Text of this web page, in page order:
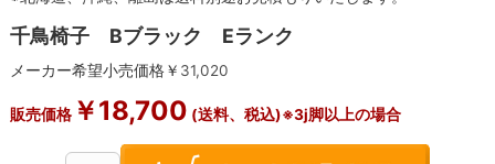
千鳥椅子 Bブラック Eランク
メーカー希望小売価格￥ 31,020
販売価格￥18,700 (送料、税込)※3j脚以上の場合